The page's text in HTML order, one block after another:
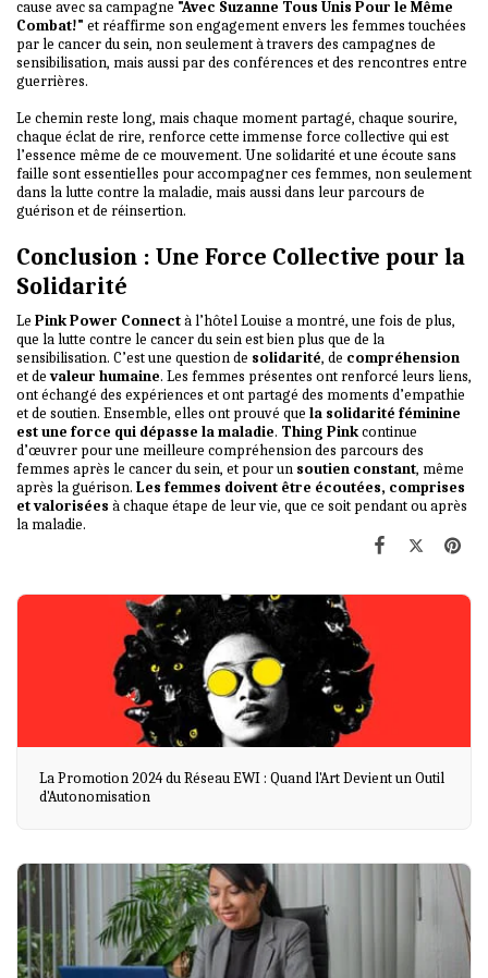
cause avec sa campagne "Avec Suzanne Tous Unis Pour le Même
Combat!" et réaffirme son engagement envers les femmes touchées
par le cancer du sein, non seulement à travers des campagnes de
sensibilisation, mais aussi par des conférences et des rencontres entre
guerrières.
Le chemin reste long, mais chaque moment partagé, chaque sourire,
chaque éclat de rire, renforce cette immense force collective qui est
l’essence même de ce mouvement. Une solidarité et une écoute sans
faille sont essentielles pour accompagner ces femmes, non seulement
dans la lutte contre la maladie, mais aussi dans leur parcours de
guérison et de réinsertion.
Conclusion : Une Force Collective pour la
Solidarité
Le Pink Power Connectà l’hôtel Louise a montré, une fois de plus,
que la lutte contre le cancer du sein est bien plus que de la
sensibilisation. C’est une question de solidarité, de compréhension
et devaleur humaine. Les femmes présentes ont renforcé leurs liens,
ont échangé des expériences et ont partagé des moments d’empathie
et de soutien. Ensemble, elles ont prouvé que la solidarité féminine
est une force qui dépasse la maladie. Thing Pinkcontinue
d’œuvrer pour une meilleure compréhension des parcours des
femmes après le cancer du sein, et pour un soutien constant, même
après la guérison. Les femmes doivent être écoutées, comprises
et valorisées à chaque étape de leur vie, que ce soit pendant ou après
la maladie.
La Promotion 2024 du Réseau EWI : Quand l'Art Devient un Outil
d'Autonomisation